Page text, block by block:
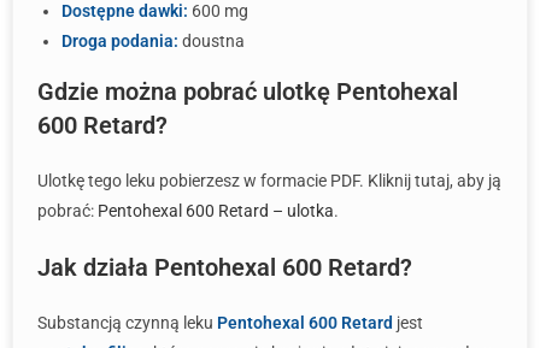
Dostępne dawki: 600 mg
Droga podania: doustna
Gdzie można pobrać ulotkę Pentohexal
600 Retard?
Ulotkę tego leku pobierzesz w formacie PDF. Kliknij tutaj, aby ją
pobrać: Pentohexal 600 Retard – ulotka.
Jak działa Pentohexal 600 Retard?
Substancją czynną leku Pentohexal 600 Retard jest